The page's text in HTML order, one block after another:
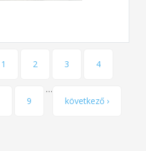
1 2 3 4
9
…
következő ›